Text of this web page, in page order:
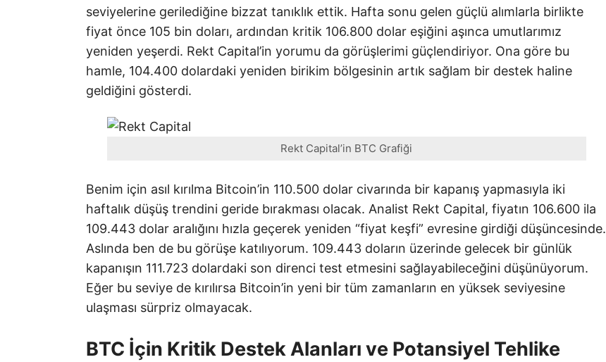
seviyelerine gerilediğine bizzat tanıklık ettik. Hafta sonu gelen güçlü alımlarla birlikte
fiyat önce 105 bin doları, ardından kritik 106.800 dolar eşiğini aşınca umutlarımız
yeniden yeşerdi. Rekt Capital’in yorumu da görüşlerimi güçlendiriyor. Ona göre bu
hamle, 104.400 dolardaki yeniden birikim bölgesinin artık sağlam bir destek haline
geldiğini gösterdi.
Rekt Capital’in BTC Grafiği
Benim için asıl kırılma Bitcoin’in 110.500 dolar civarında bir kapanış yapmasıyla iki
haftalık düşüş trendini geride bırakması olacak. Analist Rekt Capital, fiyatın 106.600 ila
109.443 dolar aralığını hızla geçerek yeniden “fiyat keşfi” evresine girdiği düşüncesinde.
Aslında ben de bu görüşe katılıyorum. 109.443 doların üzerinde gelecek bir günlük
kapanışın 111.723 dolardaki son direnci test etmesini sağlayabileceğini düşünüyorum.
Eğer bu seviye de kırılırsa Bitcoin’in yeni bir tüm zamanların en yüksek seviyesine
ulaşması sürpriz olmayacak.
BTC İçin Kritik Destek Alanları ve Potansiyel Tehlike